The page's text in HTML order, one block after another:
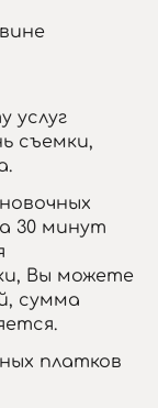
услуг
съемки,
30 минут
Вы можете
сумма
платков